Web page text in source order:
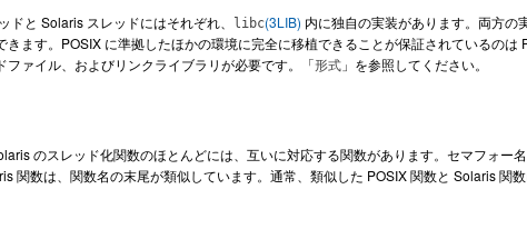
ドと Solaris スレッドにはそれぞれ、 libc(3LIB) 内に独自の実装があります。両方の
きます。POSIX に準拠したほかの環境に完全に移植できることが保証されているの
ファイル、およびリンクライブラリが必要です。「形式 」を参照してください。
のスレッド化関数のほとんどには、互いに対応する関数があります。セマフォー
関数は、関数名の末尾が類似しています。通常、類似した POSIX 関数と Solaris 関